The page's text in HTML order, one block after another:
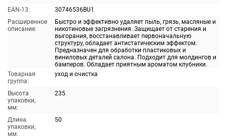
EAN-13:
30746536BU1
Расширенное
описание:
Быстро и эффективно удаляет пыль, грязь, масляные и
никотиновые загрязнения. Защищает от старения и
выгорания, восстанавливает первоначальную
структуру, обладает антистатическим эффектом.
Предназначен для обработки пластиковых и
виниловых деталей салона. Подходит для молдингов и
бамперов. Обладает приятным ароматом клубники.
Товарная
группа:
уход и очистка
Высота
упаковки,
мм:
235
Длина
упаковки,
мм:
50